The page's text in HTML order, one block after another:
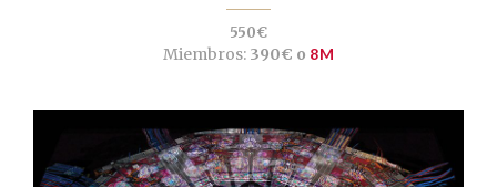
550€
Miembros:390€ o 8M